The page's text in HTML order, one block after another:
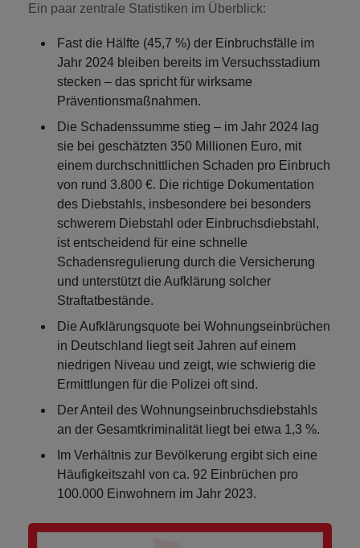
Ein paar zentrale Statistiken im Überblick:
Fast die Hälfte (45,7 %) der Einbruchsfälle im
Jahr 2024 bleiben bereits im Versuchsstadium
stecken – das spricht für wirksame
Präventionsmaßnahmen.
Die Schadenssumme stieg – im Jahr 2024 lag
sie bei geschätzten 350 Millionen Euro, mit
einem durchschnittlichen Schaden pro Einbruch
von rund 3.800 €. Die richtige Dokumentation
des Diebstahls, insbesondere bei besonders
schwerem Diebstahl oder Einbruchsdiebstahl,
ist entscheidend für eine schnelle
Schadensregulierung durch die Versicherung
und unterstützt die Aufklärung solcher
Straftatbestände.
Die Aufklärungsquote bei Wohnungseinbrüchen
in Deutschland liegt seit Jahren auf einem
niedrigen Niveau und zeigt, wie schwierig die
Ermittlungen für die Polizei oft sind.
Der Anteil des Wohnungseinbruchsdiebstahls
an der Gesamtkriminalität liegt bei etwa 1,3 %.
Im Verhältnis zur Bevölkerung ergibt sich eine
Häufigkeitszahl von ca. 92 Einbrüchen pro
100.000 Einwohnern im Jahr 2023.